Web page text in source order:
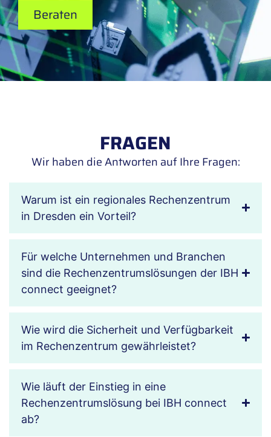
Beraten
FRAGEN
Wir haben die Antworten auf Ihre Fragen:
Warum ist ein regionales Rechenzentrum
in Dresden ein Vorteil?
Für welche Unternehmen und Branchen
sind die Rechenzentrumslösungen der IBH
connect geeignet?
Wie wird die Sicherheit und Verfügbarkeit
im Rechenzentrum gewährleistet?
Wie läuft der Einstieg in eine
Rechenzentrumslösung bei IBH connect
ab?